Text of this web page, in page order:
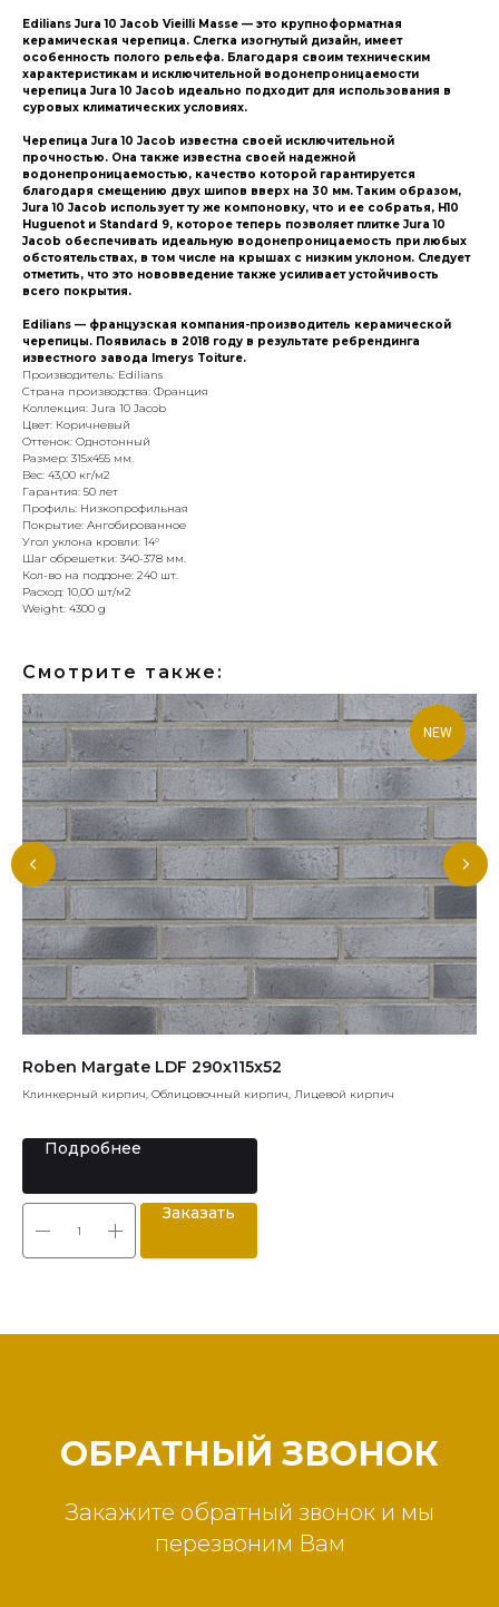
Edilians Jura 10 Jacob Vieilli Masse — это крупноформатная
керамическая черепица. Слегка изогнутый дизайн, имеет
особенность полого рельефа. Благодаря своим техническим
характеристикам и исключительной водонепроницаемости
черепица Jura 10 Jacob идеально подходит для использования в
суровых климатических условиях.
Черепица Jura 10 Jacob известна своей исключительной
прочностью. Она также известна своей надежной
водонепроницаемостью, качество которой гарантируется
благодаря смещению двух шипов вверх на 30 мм. Таким образом,
Jura 10 Jacob использует ту же компоновку, что и ее собратья, H10
Huguenot и Standard 9, которое теперь позволяет плитке Jura 10
Jacob обеспечивать идеальную водонепроницаемость при любых
обстоятельствах, в том числе на крышах с низким уклоном. Следует
отметить, что это нововведение также усиливает устойчивость
всего покрытия.
Edilians — французская компания-производитель керамической
черепицы. Появилась в 2018 году в результате ребрендинга
известного завода Imerys Toiture.
Производитель: Edilians
Страна производства: Франция
Коллекция: Jura 10 Jacob
Цвет: Коричневый
Оттенок: Однотонный
Размер: 315x455 мм.
Вес: 43,00 кг/м2
Гарантия: 50 лет
Профиль: Низкопрофильная
Покрытие: Ангобированное
Угол уклона кровли: 14°
Шаг обрешетки: 340-378 мм.
Кол-во на поддоне: 240 шт.
Расход: 10,00 шт/м2
Weight: 4300 g
Смотрите также:
NEW
Roben Margate LDF 290x115x52
Клинкерный кирпич, Облицовочный кирпич, Лицевой кирпич
Подробнее
Заказать
ОБРАТНЫЙ ЗВОНОК
Закажите обратный звонок и мы
перезвоним Вам